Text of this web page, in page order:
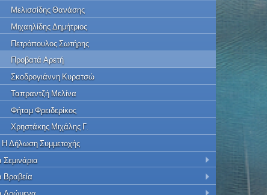
Μελισσίδης Θανάσης
Μιχαηλίδης Δημήτριος
Πετρόπουλος Σωτήρης
Προβατά Αρετή
Σκοδρογιάννη Κυρατσώ
Ταπραντζή Μελίνα
Φήταμ Φρειδερίκος
Χρηστάκης Μιχάλης Γ.
Η Δήλωση Συμμετοχής
Σεμινάρια
Βραβεία